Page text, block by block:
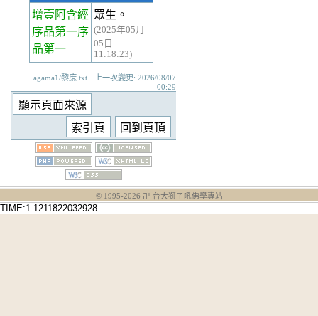
增壹阿含經
序品第一序
品第一
眾生。
(2025年05月
05日
11:18:23)
agama1/黎庶.txt · 上一次變更: 2026/08/07
00:29
© 1995-2026 卍 台大獅子吼佛學專站
TIME:1.1211822032928